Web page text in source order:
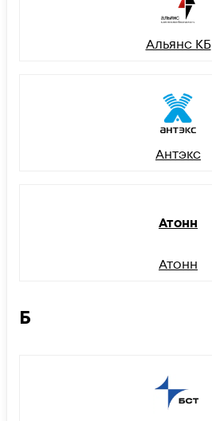
Альянс КБ
Антэкс
Атонн
Атонн
Б